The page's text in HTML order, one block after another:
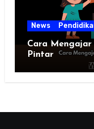
News
Cara
Pintar